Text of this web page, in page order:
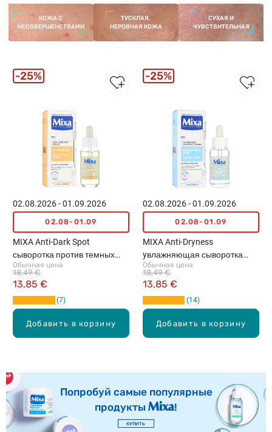
КОЖА С
НЕСОВЕРШЕНСТВАМИ
ТУСКЛАЯ,
НЕРОВНАЯ КОЖА
СУХАЯ И
ЧУВСТВИТЕЛЬНАЯ
Добавить в корзину
02.08.2026 - 01.09.2026
02.08-01.09
MIXA Anti-Dark Spot
сыворотка против темных
пятен, 30мл
Обычная цена
13,85 €
18,49 €
7
25%
Добавить в корзину
02.08.2026 - 01.09.2026
02.08-01.09
MIXA Anti-Dryness
yвлажняющая сыворотка
против сухой кожи, 30мл
Обычная цена
13,85 €
18,49 €
14
25%
Попробуй самые популярные
продукты
!
КУПИТЬ